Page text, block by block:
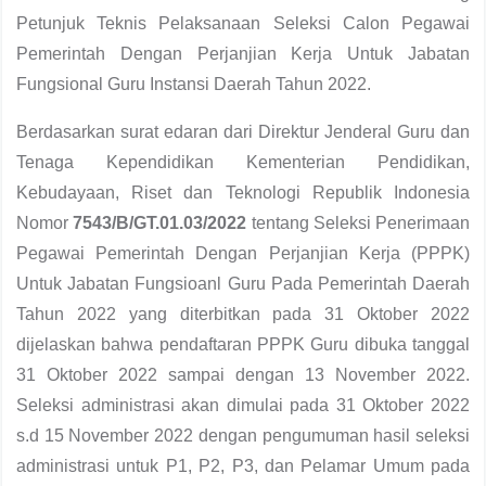
Petunjuk Teknis Pelaksanaan Seleksi Calon Pegawai
Pemerintah Dengan Perjanjian Kerja Untuk Jabatan
Fungsional Guru Instansi Daerah Tahun 2022.
Berdasarkan surat edaran dari Direktur Jenderal Guru dan
Tenaga Kependidikan Kementerian Pendidikan,
Kebudayaan, Riset dan Teknologi Republik Indonesia
Nomor7543/B/GT.01.03/2022 tentang Seleksi Penerimaan
Pegawai Pemerintah Dengan Perjanjian Kerja (PPPK)
Untuk Jabatan Fungsioanl Guru Pada Pemerintah Daerah
Tahun 2022 yang diterbitkan pada 31 Oktober 2022
dijelaskan bahwa pendaftaran PPPK Guru dibuka tanggal
31 Oktober 2022 sampai dengan 13 November 2022.
Seleksi administrasi akan dimulai pada 31 Oktober 2022
s.d 15 November 2022 dengan pengumuman hasil seleksi
administrasi untuk P1, P2, P3, dan Pelamar Umum pada